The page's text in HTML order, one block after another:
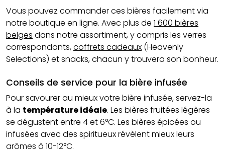
Vous pouvez commander ces bières facilement via
notre boutique en ligne. Avec plus de 1 600 bières
belges dans notre assortiment, y compris les verres
correspondants,coffrets cadeaux (Heavenly
Selections) et snacks, chacun y trouvera son bonheur.
Conseils de service pour la bière infusée
Pour savourer au mieux votre bière infusée, servez-la
à la température idéale. Les bières fruitées légères
se dégustent entre 4 et 6°C. Les bières épicées ou
infusées avec des spiritueux révèlent mieux leurs
arômes à 10-12°C.